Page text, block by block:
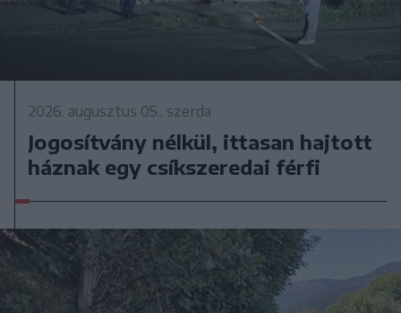
2026. augusztus 05., szerda
Jogosítvány nélkül, ittasan hajtott
háznak egy csíkszeredai férfi